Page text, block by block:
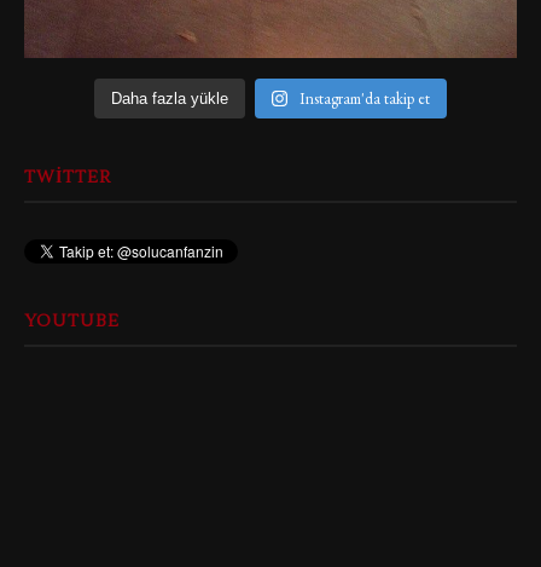
Daha fazla yükle Instagram'da takip et
TWITTER
YOUTUBE